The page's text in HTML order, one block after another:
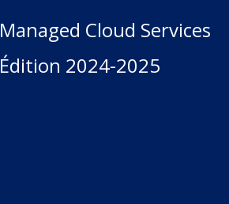
Managed Cloud Services
Édition 2024-2025